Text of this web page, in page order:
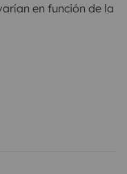
en función de la